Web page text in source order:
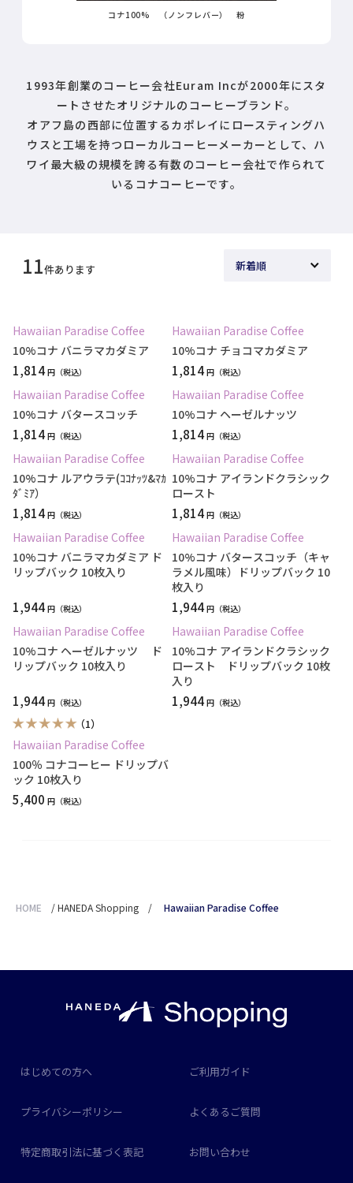
コナ100% （ノンフレバー） 粉
1993年創業のコーヒー会社Euram Incが2000年にスタ
ートさせたオリジナルのコーヒーブランド。
オアフ島の西部に位置するカポレイにロースティングハ
ウスと工場を持つローカルコーヒーメーカーとして、ハ
ワイ最大級の規模を誇る有数のコーヒー会社で作られて
いるコナコーヒーです。
11件あります
Hawaiian Paradise Coffee
10%コナ バニラマカダミア
1,814円
Hawaiian Paradise Coffee
10%コナ チョコマカダミア
1,814円
Hawaiian Paradise Coffee
10%コナ バタースコッチ
1,814円
Hawaiian Paradise Coffee
10%コナ ヘーゼルナッツ
1,814円
Hawaiian Paradise Coffee
10%コナ ルアウラテ(ｺｺﾅｯﾂ&ﾏｶ
ﾀﾞﾐｱ）
1,814円
Hawaiian Paradise Coffee
10%コナ アイランドクラシック
ロースト
1,814円
Hawaiian Paradise Coffee
10%コナ バニラマカダミア ド
リップバック 10枚入り
1,944円
Hawaiian Paradise Coffee
10%コナ バタースコッチ（キャ
ラメル風味）ドリップバック 10
枚入り
1,944円
Hawaiian Paradise Coffee
10%コナ ヘーゼルナッツ ド
リップバック 10枚入り
1,944円
Hawaiian Paradise Coffee
10%コナ アイランドクラシック
ロースト ドリップバック 10枚
入り
1,944円
（1）
Hawaiian Paradise Coffee
100％ コナコーヒー ドリップバ
ック 10枚入り
5,400 円
HOME /HANEDA Shopping / Hawaiian Paradise Coffee
はじめての方へ ご利用ガイド
プライバシーポリシー よくあるご質問
特定商取引法に基づく表記 お問い合わせ